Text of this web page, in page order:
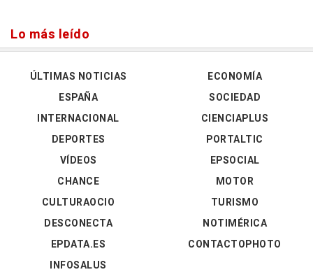
Lo más leído
ÚLTIMAS NOTICIAS
ESPAÑA
INTERNACIONAL
DEPORTES
VÍDEOS
ECONOMÍA
SOCIEDAD
CIENCIAPLUS
PORTALTIC
EPSOCIAL
CHANCE
CULTURAOCIO
DESCONECTA
EPDATA.ES
INFOSALUS
MOTOR
TURISMO
NOTIMÉRICA
CONTACTOPHOTO